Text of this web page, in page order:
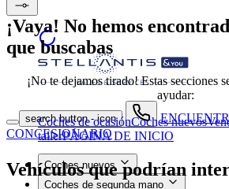
search button - icon
CONCESIONARIO
Coches nuevos
Coches de segunda mano
¡Vaya! No hemos
que buscabas
¡No te dejamos tirado! Estas secciones
ayudar:
Coches de ocasiónCoches nuevos
tallerPÁGINA DE INICIO
Vehículos que podrían